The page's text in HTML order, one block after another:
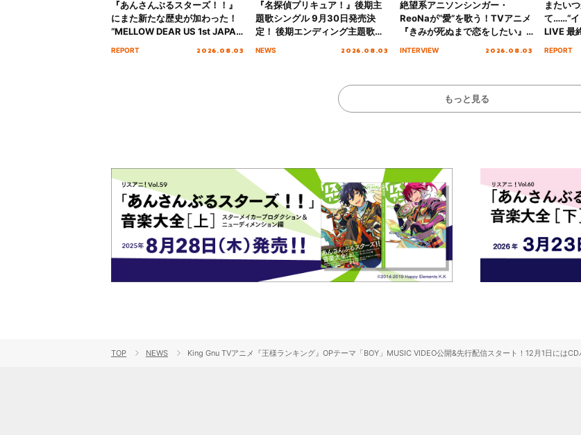
『あんさんぶるスターズ！！』
にまた新たな歴史が加わった！
“MELLOW DEAR US 1st JAPAN
REPORT 2026.08.03
『名探偵プリキュア！』後期主
題歌シングル 9月30日発売決
定！ 後期エンディング主題歌
NEWS 2026.08.03
絶望系アニソンシンガー・
ReoNaが“愛”を歌う！TVアニメ
『きみが死ぬまで恋をしたい』
INTERVIEW 2026.08.03
またい
て……“イ
LIVE 最
REPORT
もっと見る
TOP NEWS King Gnu TVアニメ『王様ランキング』OPテーマ「BOY」MUSIC VIDEO公開&先行配信スタート！12月1日にはCD